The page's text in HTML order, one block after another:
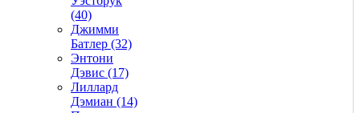
(40)
Джимми
Батлер (32)
Энтони
Дэвис (17)
Лиллард
Дэмиан (14)